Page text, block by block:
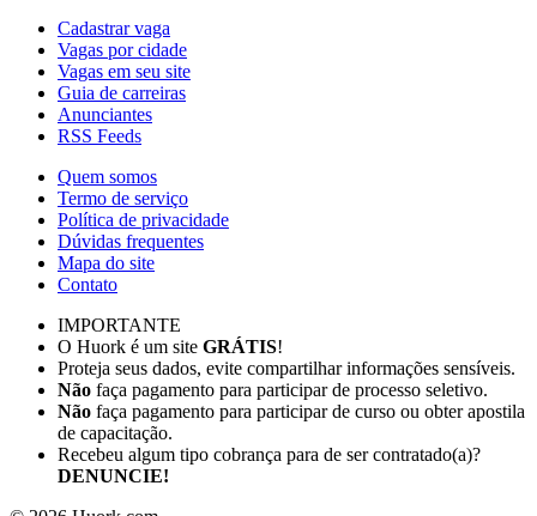
Cadastrar vaga
Vagas por cidade
Vagas em seu site
Guia de carreiras
Anunciantes
RSS Feeds
Quem somos
Termo de serviço
Política de privacidade
Dúvidas frequentes
Mapa do site
Contato
IMPORTANTE
O Huork é um site GRÁTIS!
Proteja seus dados, evite compartilhar informações sensíveis.
Não faça pagamento para participar de processo seletivo.
Não faça pagamento para participar de curso ou obter apostila
de capacitação.
Recebeu algum tipo cobrança para de ser contratado(a)?
DENUNCIE!